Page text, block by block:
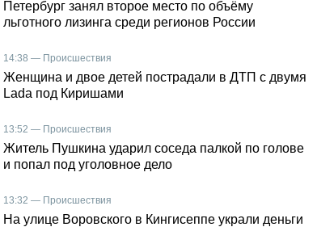
Петербург занял второе место по объёму
льготного лизинга среди регионов России
14:38 — Происшествия
Женщина и двое детей пострадали в ДТП с двумя
Lada под Киришами
13:52 — Происшествия
Житель Пушкина ударил соседа палкой по голове
и попал под уголовное дело
13:32 — Происшествия
На улице Воровского в Кингисеппе украли деньги